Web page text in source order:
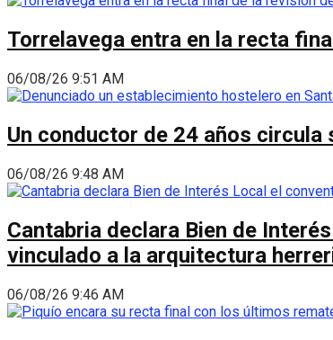
Torrelavega entra en la recta
06/08/26 9:51 AM
Un conductor de 24 años circula
06/08/26 9:48 AM
Cantabria declara Bien de
vinculado a la arquitectura
06/08/26 9:46 AM